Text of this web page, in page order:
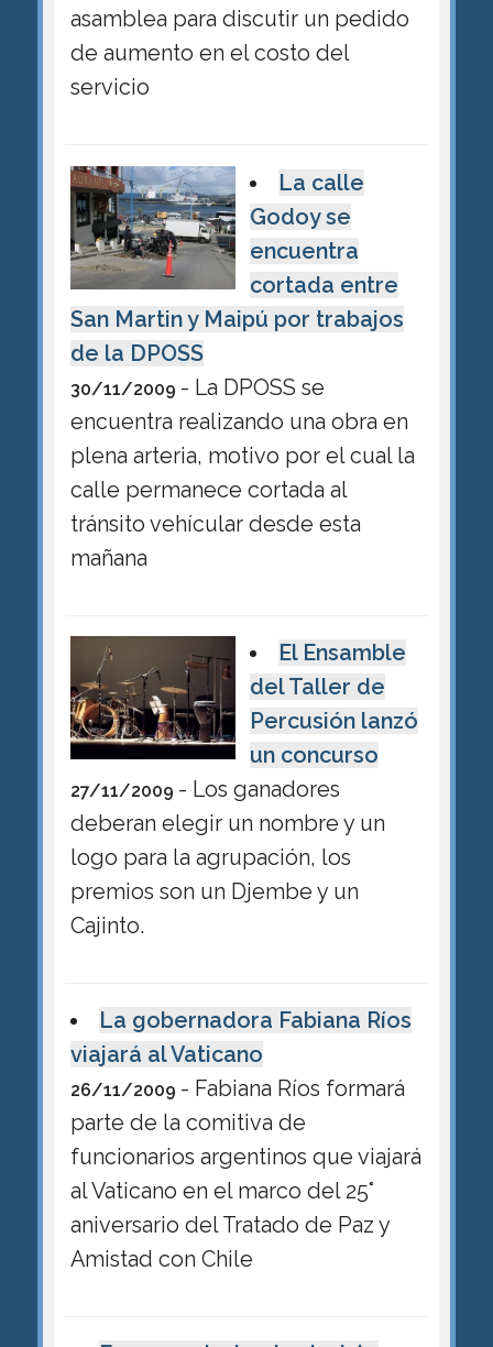
asamblea para discutir un pedido
de aumento en el costo del
servicio
La calle
Godoy se
encuentra
cortada entre
San Martin y Maipú por trabajos
de la DPOSS
30/11/2009 - La DPOSS se
encuentra realizando una obra en
plena arteria, motivo por el cual la
calle permanece cortada al
tránsito vehícular desde esta
mañana
El Ensamble
del Taller de
Percusión lanzó
un concurso
27/11/2009 - Los ganadores
deberan elegir un nombre y un
logo para la agrupación, los
premios son un Djembe y un
Cajinto.
La gobernadora Fabiana Ríos
viajará al Vaticano
26/11/2009 - Fabiana Ríos formará
parte de la comitiva de
funcionarios argentinos que viajará
al Vaticano en el marco del 25°
aniversario del Tratado de Paz y
Amistad con Chile